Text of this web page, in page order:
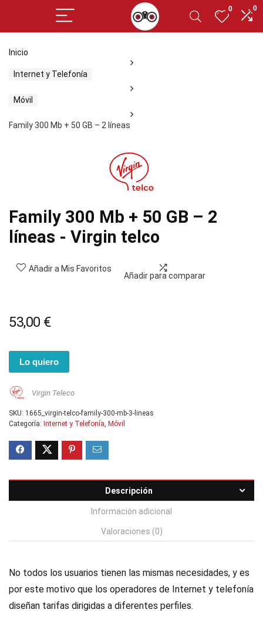
0 0
Inicio
Internet y Telefonía
Móvil
Family 300 Mb + 50 GB – 2 líneas
Family 300 Mb + 50 GB – 2
líneas - Virgin telco
Añadir a Mis Favoritos
Añadir para comparar
53,00 €
Lo quiero
Virgin Teleco
SKU: 1665_virgin-telco-family-300-mb-3-lineas
Categoría: Internet y Telefonía, Móvil
Descripción
Información adicional
Valoraciones (0)
No todos los usuarios tienen las mismas necesidades, y es
por este motivo que los operadores de Internet y telefonía
diseñan tarifas dirigidas a diferentes perfiles.